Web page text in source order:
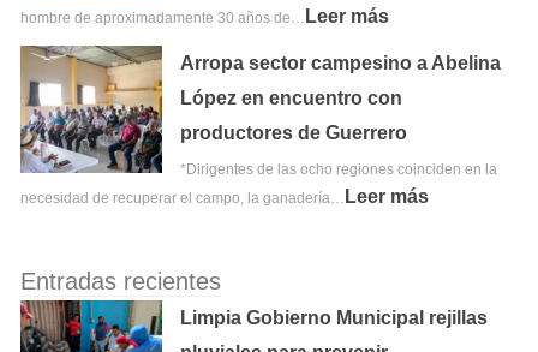
hombre de aproximadamente 30 años de… Leer más
Arropa sector campesino a Abelina
López en encuentro con
productores de Guerrero
*Dirigentes de las ocho regiones coinciden en la
necesidad de recuperar el campo, la ganadería… Leer más
Entradas recientes
Limpia Gobierno Municipal rejillas